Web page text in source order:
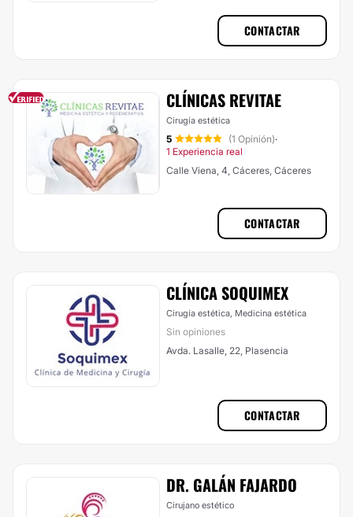
CONTACTAR
CLÍNICAS REVITAE
Cirugía estética
5 (1 Opinión)·
1 Experiencia real
Calle Viena, 4, Cáceres, Cáceres
CONTACTAR
CLÍNICA SOQUIMEX
Cirugía estética, Medicina estética
Sin opiniones
Avda. Lasalle, 22, Plasencia
CONTACTAR
DR. GALÁN FAJARDO
Cirujano estético